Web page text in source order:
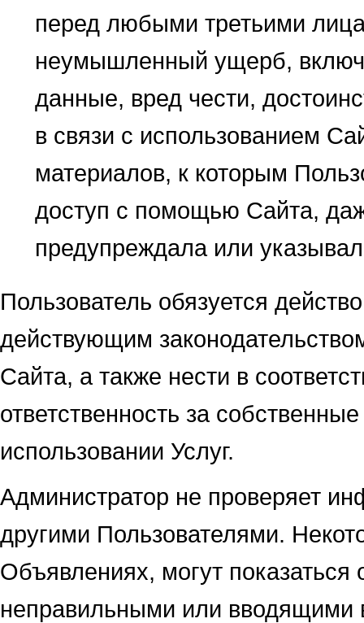
перед любыми третьими
неумышленный ущерб,
данные, вред чести,
в связи с использованием
материалов, к которым
доступ с помощью Сайта,
предупреждала или
Пользователь обязуется
действующим
Сайта, а также нести в
ответственность за
использовании Услуг.
Администратор не проверяет
другими Пользователями.
Объявлениях, могут
неправильными или вводящими